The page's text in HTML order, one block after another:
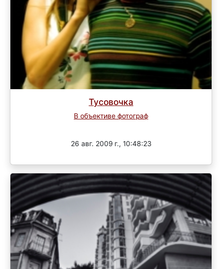
Тусовочка
В объективе фотограф
26 авг. 2009 г., 10:48:23